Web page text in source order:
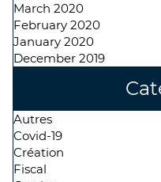
March 2020
February 2020
January 2020
December 2019
Autres
Covid-19
Création
Fiscal